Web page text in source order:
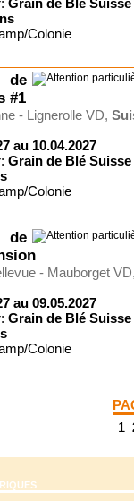
Grain de Blé Suisse
Colonie
de
#1
- Lignerolle VD,
au 10.04.2027
Grain de Blé Suisse
Colonie
de
- Mauborget
au 09.05.2027
Grain de Blé Suisse
Colonie
1